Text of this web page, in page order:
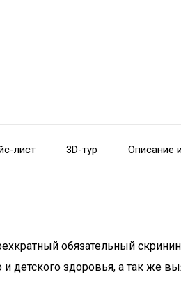
лист 3D-тур Описание
обязательный
и детского здоровья, а так